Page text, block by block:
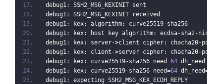
debug1: SSH2_MSG_KEXINIT sent
debug1: SSH2_MSG_KEXINIT received
debug1: kex: algorithm: curve25519-sha256
debug1: kex: host key algorithm: ecdsa-sha2-
debug1: kex: server->client cipher: chacha20-
debug1: kex: client->server cipher: chacha20-
debug1: kex: curve25519-sha256 need=64 dh_need=
debug1: kex: curve25519-sha256 need=64 dh_need=
debug1: expecting SSH2_MSG_KEX_ECDH_REPLY